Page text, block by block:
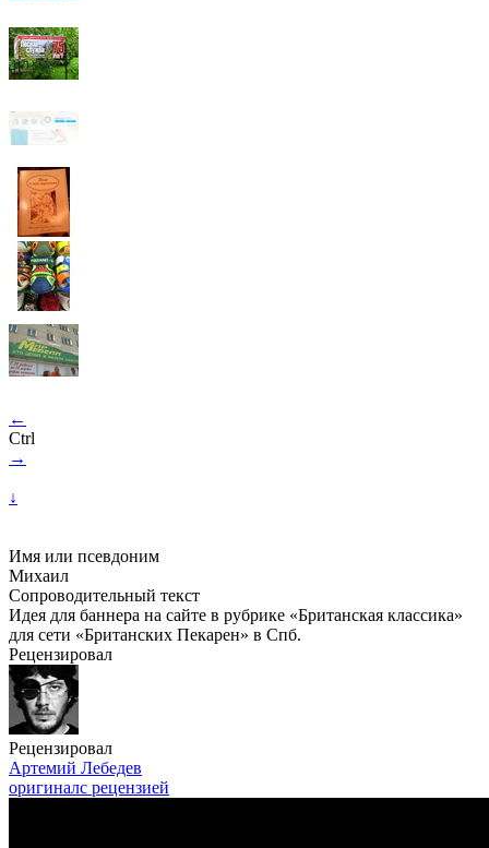
←
Ctrl
→
↓
Имя или псевдоним
Михаил
Сопроводительный текст
Идея для баннера на сайте в рубрике «Британская классика»
для сети «Британских Пекарен» в Спб.
Рецензировал
Рецензировал
Артемий Лебедев
оригиналс рецензией